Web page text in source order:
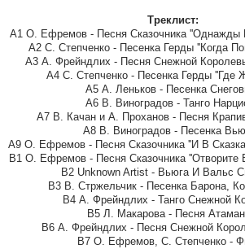
Треклист:
A1 О. Ефремов - Песня Сказочника ''Однажды
A2 С. Степченко - Песенка Герды ''Когда
A3 А. Фрейндлих - Песня Снежной
A4 С. Степченко - Песенка Герды ''Где
A5 А. Леньков - Песенка
A6 В. Виноградов - Танго
A7 В. Качан и А. Проханов - Песня
A8 В. Виноградов - Песенка
A9 О. Ефремов - Песня Сказочника ''И В
B1 О. Ефремов - Песня Сказочника
B2 Unknown Artist - Вьюга И Вальс
B3 В. Стржельчик - Песенка Барона,
B4 А. Фрейндлих - Танго Снежной
B5 Л. Макарова - Песня
B6 А. Фрейндлих - Песня Снежной
B7 О. Ефремов, С. Степченко -